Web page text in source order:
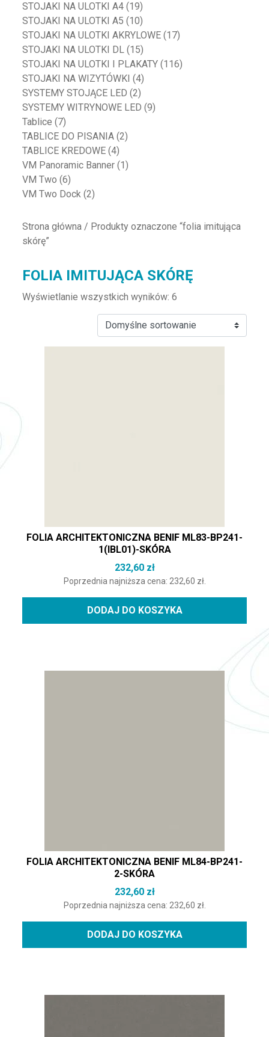
STOJAKI NA ULOTKI A4 (19)
STOJAKI NA ULOTKI A5 (10)
STOJAKI NA ULOTKI AKRYLOWE (17)
STOJAKI NA ULOTKI DL (15)
STOJAKI NA ULOTKI I PLAKATY (116)
STOJAKI NA WIZYTÓWKI (4)
SYSTEMY STOJĄCE LED (2)
SYSTEMY WITRYNOWE LED (9)
Tablice (7)
TABLICE DO PISANIA (2)
TABLICE KREDOWE (4)
VM Panoramic Banner (1)
VM Two (6)
VM Two Dock (2)
Strona główna / Produkty oznaczone “folia imitująca
skórę”
FOLIA IMITUJĄCA SKÓRĘ
Wyświetlanie wszystkich wyników: 6
FOLIA ARCHITEKTONICZNA BENIF ML83-BP241-
1(IBL01)-SKÓRA
232,60 zł
Poprzednia najniższa cena: 232,60 zł.
DODAJ DO KOSZYKA
FOLIA ARCHITEKTONICZNA BENIF ML84-BP241-
2-SKÓRA
232,60 zł
Poprzednia najniższa cena: 232,60 zł.
DODAJ DO KOSZYKA